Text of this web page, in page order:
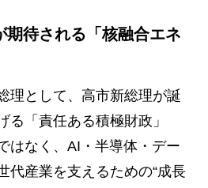
期待される「核融合エネ
理として、高市新総理が誕
る「責任ある積極財政」
はなく、AI・半導体・デー
代産業を支えるための“成長